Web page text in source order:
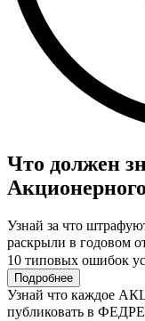
Что должен
Узнай за что
раскрыли в годовом
10 типовых ошибок
Подробнее
Узнай что каждое
публиковать в